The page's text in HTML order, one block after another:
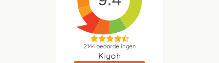
2144beoordelingen
Kiyoh